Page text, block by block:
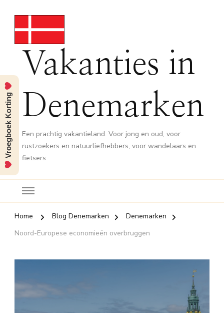
Vakanties in
Denemarken
Een prachtig vakantieland. Voor jong en oud, voor
rustzoekers en natuurliefhebbers, voor wandelaars en
fietsers
Home Blog Denemarken
Denemarken
Noord-Europese economieën overbruggen
Vroegboek Korting